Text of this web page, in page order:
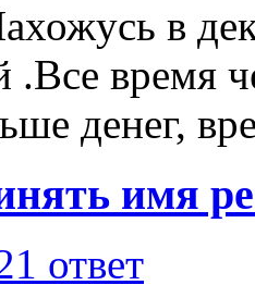
в
время
денег,
имя
ответ